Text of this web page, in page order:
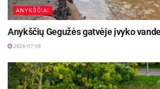
ANYKŠČIAI
Anykščių Gegužės gatvėje įvyko
2026-07-08